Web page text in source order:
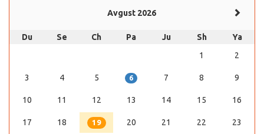
Avgust 2026
Du Se Ch Pa Ju Sh
Ya
1
2
3 4 5 6 7 8 9
10 11 12 13 14 15 16
17 18 19 20 21 22 23